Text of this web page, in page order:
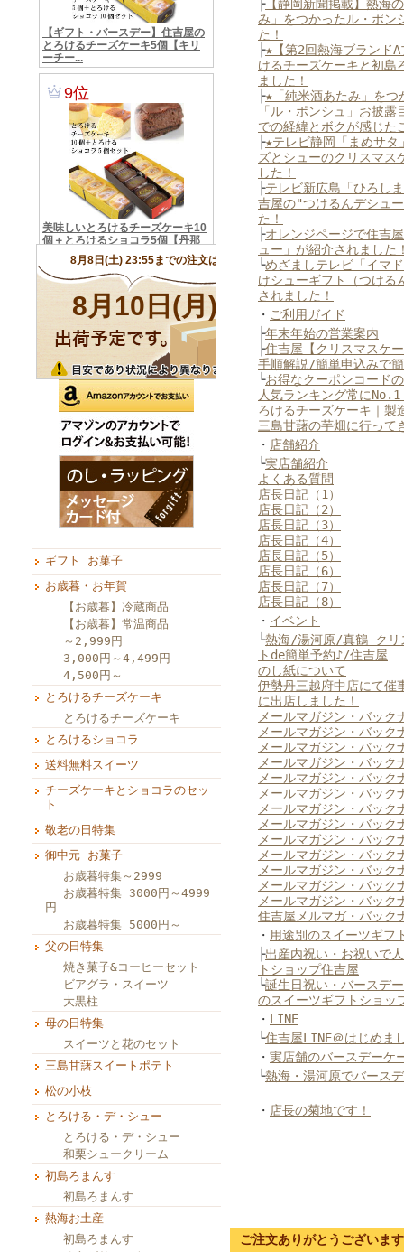
ギフト お菓子
お歳暮・お年賀
【お歳暮】冷蔵商品
【お歳暮】常温商品
～2,999円
3,000円～4,499円
4,500円～
とろけるチーズケーキ
とろけるチーズケーキ
とろけるショコラ
送料無料スイーツ
チーズケーキとショコラのセッ
ト
敬老の日特集
御中元 お菓子
お歳暮特集～2999
お歳暮特集 3000円～4999
円
お歳暮特集 5000円～
父の日特集
焼き菓子&コーヒーセット
ビアグラ・スイーツ
大黒柱
母の日特集
スイーツと花のセット
三島甘藷スイートポテト
松の小枝
とろける・デ・シュー
とろける・デ・シュー
和栗シュークリーム
初島ろまんす
初島ろまんす
熱海お土産
初島ろまんす
├【静岡新聞掲載】熱海
み」をつかったル・ポン
た！
├★【第2回熱海ブランド
けるチーズケーキと初島
ました！
├★「純米酒あたみ」をつ
「ル・ポンシュ」お披
での経緯とボクが感じた
├★テレビ静岡「まめサタ
ズとシューのクリスマス
した！
├テレビ新広島「ひろし
吉屋の"つけるんデシュ
た！
├オレンジページで住吉
ュー」が紹介されました
└めざましテレビ「イマ
けシューギフト（つける
されました！
・ ご利用ガイド
├年末年始の営業案内
├住吉屋【クリスマスケ
手順解説/簡単申込みで
└お得なクーポンコード
人気ランキング常に
ろけるチーズケーキ｜製
三島甘藷の芋畑に行って
・ 店舗紹介
└実店舗紹介
よくある質問
店長日記（1）
店長日記（2）
店長日記（3）
店長日記（4）
店長日記（5）
店長日記（6）
店長日記（7）
店長日記（8）
・ イベント
└熱海/湯河原/真鶴 クリ
トde簡単予約♪/住吉屋
のし紙について
伊勢丹三越府中店にて催
に出店しました！
メールマガジン・バッ
メールマガジン・バッ
メールマガジン・バッ
メールマガジン・バッ
メールマガジン・バッ
メールマガジン・バッ
メールマガジン・バッ
メールマガジン・バッ
メールマガジン・バッ
メールマガジン・バッ
メールマガジン・バッ
メールマガジン・バッ
メールマガジン・バッ
住吉屋メルマガ・バック
・ 用途別のスイーツギフ
├出産内祝い・お祝いで
トショップ住吉屋
└誕生日祝い・バースデ
のスイーツギフトショッ
・ LINE
└住吉屋LINE＠はじめま
・ 実店舗のバースデーケ
└熱海・湯河原でバース
・ 店長の菊地です！
ご注文ありがとうございます